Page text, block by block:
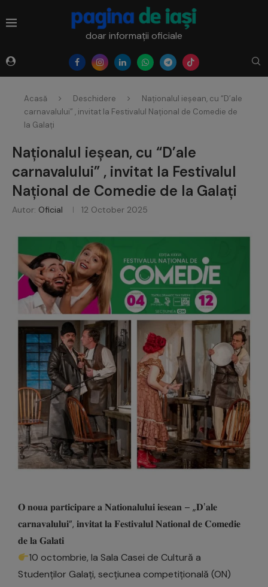
doar informații oficiale
Acasă Deschidere
Naționalul ieșean, cu “D’ale
carnavalului” , invitat la Festivalul Național de Comedie de
la Galați
Naționalul ieșean, cu “D’ale
carnavalului” , invitat la Festivalul
Național de Comedie de la Galați
Autor: Oficial 12 October 2025
𝐎 𝐧𝐨𝐮𝐚 𝐩𝐚𝐫𝐭𝐢𝐜𝐢𝐩𝐚𝐫𝐞 𝐚 𝐍𝐚𝐭𝐢𝐨𝐧𝐚𝐥𝐮𝐥𝐮𝐢 𝐢𝐞𝐬𝐞𝐚𝐧 – „𝐃ʼ𝐚𝐥𝐞
𝐜𝐚𝐫𝐧𝐚𝐯𝐚𝐥𝐮𝐥𝐮𝐢”, 𝐢𝐧𝐯𝐢𝐭𝐚𝐭 𝐥𝐚 𝐅𝐞𝐬𝐭𝐢𝐯𝐚𝐥𝐮𝐥 𝐍𝐚𝐭𝐢𝐨𝐧𝐚𝐥 𝐝𝐞 𝐂𝐨𝐦𝐞𝐝𝐢𝐞
𝐝𝐞 𝐥𝐚 𝐆𝐚𝐥𝐚𝐭𝐢
10 octombrie, la Sala Casei de Cultură a
Studenților Galați, secțiunea competițională (ON)